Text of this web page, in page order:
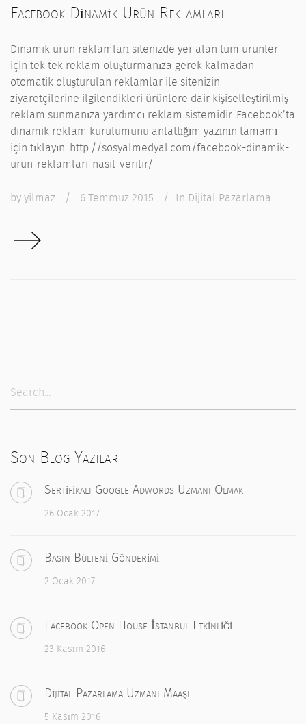
Facebook Dinamik Ürün Reklamları
Dinamik ürün reklamları sitenizde yer alan tüm ürünler
için tek tek reklam oluşturmanıza gerek kalmadan
otomatik oluşturulan reklamlar ile sitenizin
ziyaretçilerine ilgilendikleri ürünlere dair kişiselleştirilmiş
reklam sunmanıza yardımcı reklam sistemidir. Facebook’ta
dinamik reklam kurulumunu anlattığım yazının tamamı
için tıklayın: http://sosyalmedyal.com/facebook-dinamik-
urun-reklamlari-nasil-verilir/
byyilmaz / 6 Temmuz 2015 / In Dijital Pazarlama
Son Blog Yazıları
Sertifikalı Google Adwords Uzmanı Olmak
26 Ocak 2017
Basın Bülteni Gönderimi
2 Ocak 2017
Facebook Open House İstanbul Etkinliği
23 Kasım 2016
Dijital Pazarlama Uzmanı Maaşı
5 Kasım 2016